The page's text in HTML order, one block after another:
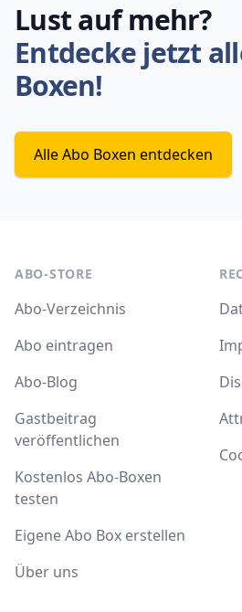
Lust auf mehr?
Entdecke jetzt
Boxen!
Alle Abo Boxen entdecken
ABO-STORE
Abo-Verzeichnis
Abo eintragen
Abo-Blog
Gastbeitrag
veröffentlichen
Kostenlos Abo-Boxen
testen
Eigene Abo Box erstellen
Über uns